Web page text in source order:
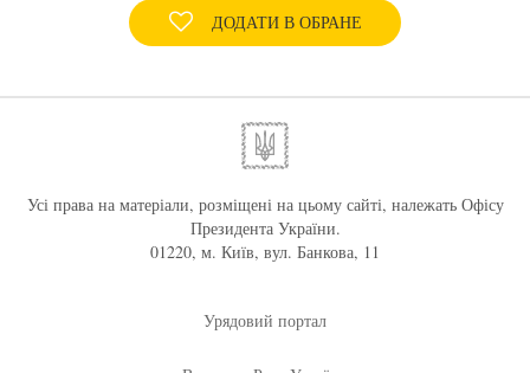
ДОДАТИ В ОБРАНЕ
Усі права на матеріали, розміщені на цьому сайті, належать Офісу
Президента України.
01220, м. Київ, вул. Банкова, 11
Урядовий портал